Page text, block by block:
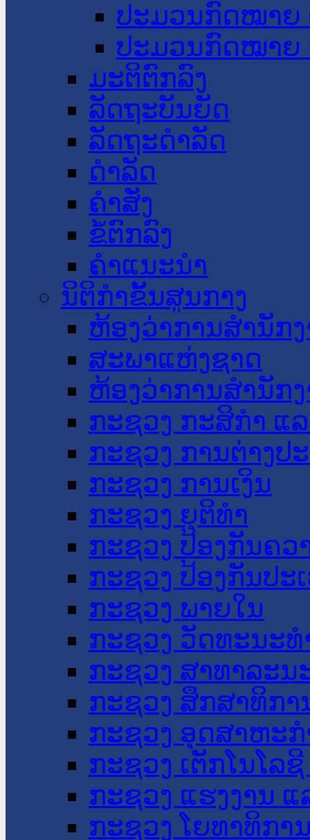
ປະມວນກົດໝາຍ
ປະມວນກົດໝາຍ
ມະຕິຕົກລົງ
ລັດຖະບັນຍັດ
ລັດຖະດໍາລັດ
ດໍາລັດ
ຄໍາສັ່ງ
ຂໍ້ຕົກລົງ
ຄໍາແນະນໍາ
ນິຕິກໍາຂັ້ນສູນກາງ
ຫ້ອງວ່າການສໍານັກ
ສະພາແຫ່ງຊາດ
ຫ້ອງວ່າການສຳນັກ
ກະຊວງ ກະສິກຳ ແ
ກະຊວງ ການຕ່າງປ
ກະຊວງ ການເງິນ
ກະຊວງ ຍຸຕິທໍາ
ກະຊວງ ປ້ອງກັນຄວ
ກະຊວງ ປ້ອງກັນປະ
ກະຊວງ ພາຍໃນ
ກະຊວງ ວັດທະນະ
ກະຊວງ ສາທາລະນ
ກະຊວງ ສຶກສາທິກາ
ກະຊວງ ອຸດສາຫະ
ກະຊວງ ເຕັກໂນໂລ
ກະຊວງ ແຮງງານ
ກະຊວງ ໂຍທາທິກາ